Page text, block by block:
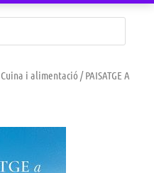
Cuina i alimentació / PAISATGE A